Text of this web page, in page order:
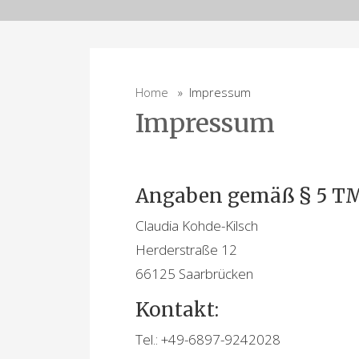
Home » Impressum
Impressum
Angaben gemäß § 5
Claudia Kohde-Kilsch
Herderstraße 12
66125 Saarbrücken
Kontakt:
Tel.: +49-6897-9242028